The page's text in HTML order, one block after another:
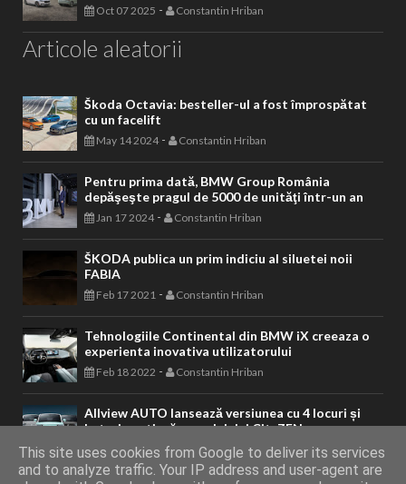
Oct 07 2025 - Constantin Hriban
Articole aleatorii
Škoda Octavia: besteller-ul a fost împrospătat
cu un facelift
May 14 2024- Constantin Hriban
Pentru prima dată, BMW Group România
depăşeşte pragul de 5000 de unităţi într-un an
Jan 17 2024- Constantin Hriban
ŠKODA publica un prim indiciu al siluetei noii
FABIA
Feb 17 2021 - Constantin Hriban
Tehnologiile Continental din BMW iX creeaza o
experienta inovativa utilizatorului
Feb 18 2022 - Constantin Hriban
Allview AUTO lansează versiunea cu 4 locuri și
baterie extinsă a modelului CityZEN
Mar 20 2024- Constantin Hriban
This site uses cookies from Google to deliver its services
and to analyze traffic. Your IP address and user-agent are